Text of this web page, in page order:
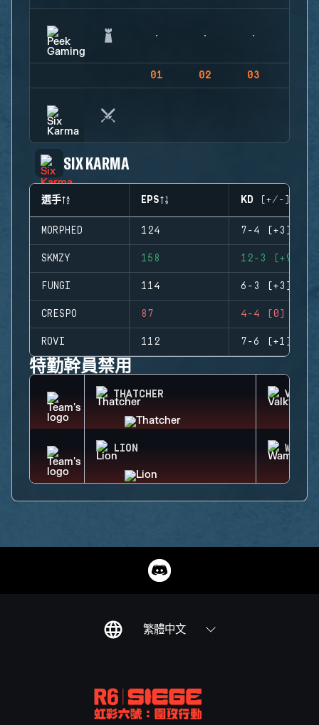
01 02 03
SIX KARMA
選手 EPS KD (+/-)
MORPHED 124 7-4 (+3)
SKMZY 158 12-3 (+9)
FUNGI 114 6-3 (+3)
CRESPO 87 4-4 (0)
ROVI 112 7-6 (+1)
特勤幹員禁用
THATCHER
LION WAMAI
繁體中文